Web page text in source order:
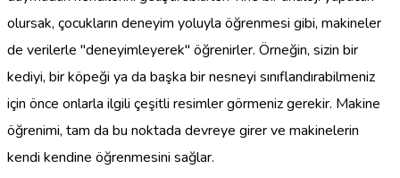
olursak, çocukların deneyim yoluyla öğrenmesi gibi, makineler
de verilerle "deneyimleyerek" öğrenirler. Örneğin, sizin bir
kediyi, bir köpeği ya da başka bir nesneyi sınıflandırabilmeniz
için önce onlarla ilgili çeşitli resimler görmeniz gerekir. Makine
öğrenimi, tam da bu noktada devreye girer ve makinelerin
kendi kendine öğrenmesini sağlar.